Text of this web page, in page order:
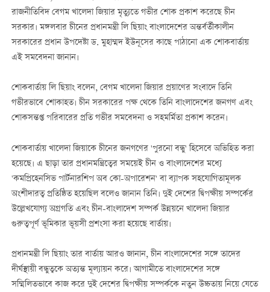
রাজনীতিবিদ বেগম খালেদা জিয়ার মৃত্যুতে গভীর শোক প্রকাশ করেছে চীন
সরকার। মঙ্গলবার চীনের প্রধানমন্ত্রী লি ছিয়াং বাংলাদেশের অন্তর্বর্তীকালীন
সরকারের প্রধান উপদেষ্টা ড. মুহাম্মদ ইউনূসের কাছে পাঠানো এক শোকবার্তায়
এই সমবেদনা জানান।
শোকবার্তায় লি ছিয়াং বলেন, বেগম খালেদা জিয়ার প্রয়াণের সংবাদে তিনি
গভীরভাবে শোকাহত। চীন সরকারের পক্ষ থেকে তিনি বাংলাদেশের জনগণ এবং
শোকসন্তপ্ত পরিবারের প্রতি গভীর সমবেদনা ও সহমর্মিতা প্রকাশ করেন।
শোকবার্তায় খালেদা জিয়াকে চীনের জনগণের 'পুরনো বন্ধু' হিসেবে অভিহিত করা
হয়েছে। এ ছাড়া তার প্রধানমন্ত্রিত্বের সময়েই চীন ও বাংলাদেশের মধ্যে
'কমপ্রিহেনসিভ পার্টনারশিপ অব কো-অপারেশন' বা ব্যাপক সহযোগিতামূলক
অংশীদারত্ব প্রতিষ্ঠিত হয়েছিল বলেও জানান তিনি। দুই দেশের দ্বিপক্ষীয় সম্পর্কের
উল্লেখযোগ্য অগ্রগতি এবং চীন-বাংলাদেশ সম্পর্ক উন্নয়নে খালেদা জিয়ার
গুরুত্বপূর্ণ ভূমিকার ভূয়সী প্রশংসা করা হয়েছে বার্তায়।
প্রধানমন্ত্রী লি ছিয়াং তার বার্তায় আরও জানান, চীন বাংলাদেশের সঙ্গে তাদের
দীর্ঘস্থায়ী বন্ধুত্বকে অত্যন্ত মূল্যায়ন করে। আগামীতে বাংলাদেশের সঙ্গে
সম্মিলিতভাবে কাজ করে দুই দেশের দ্বিপক্ষীয় সম্পর্ককে নতুন উচ্চতায় নিয়ে যেতে